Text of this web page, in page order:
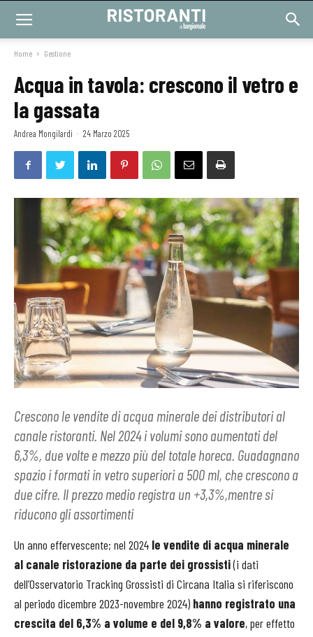
Home Gestione
Acqua in tavola: crescono il vetro e
la gassata
Andrea Mongilardi - 24 Marzo 2025
Crescono le vendite di acqua minerale dei distributori al
canale ristoranti. Nel 2024 i volumi sono aumentati del
6,3%, due volte e mezzo più del totale horeca. Guadagnano
spazio i formati in vetro superiori a 500 ml, che crescono a
due cifre. Il prezzo medio registra un +3,3%,mentre si
riducono gli assortimenti
Un anno effervescente; nel 2024 le vendite di acqua minerale
al canale ristorazione da parte dei grossisti(i dati
dell’Osservatorio Tracking Grossisti di Circana Italia si riferiscono
al periodo dicembre 2023-novembre 2024) hanno registrato una
crescita del 6,3% a volume e del 9,8% a valore, per effetto